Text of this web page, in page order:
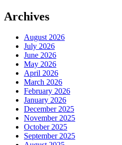
Archives
August 2026
July 2026
June 2026
May 2026
April 2026
March 2026
February 2026
January 2026
December 2025
November 2025
October 2025
September 2025